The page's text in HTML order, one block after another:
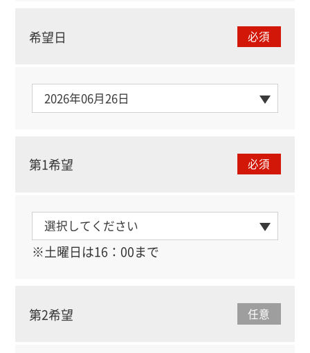
希望日 必須
第1希望 必須
※土曜日は16：00まで
第2希望 任意